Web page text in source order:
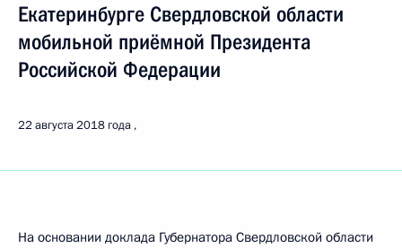
Екатеринбурге Свердловской области
мобильной приёмной Президента
Российской Федерации
22 августа 2018 года
На основании доклада Губернатора Свердловской области